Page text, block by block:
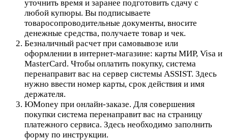
уточнить время и заранее подготовить сдачу с
любой купюры. Вы подписываете
товаросопроводительные документы, вносите
денежные средства, получаете товар и чек.
Безналичный расчет при самовывозе или
оформлении в интернет-магазине: карты МИР, Visa и
MasterCard. Чтобы оплатить покупку, система
перенаправит вас на сервер системы ASSIST. Здесь
нужно ввести номер карты, срок действия и имя
держателя.
ЮMoney при онлайн-заказе. Для совершения
покупки система перенаправит вас на страницу
платежного сервиса. Здесь необходимо заполнить
форму по инструкции.